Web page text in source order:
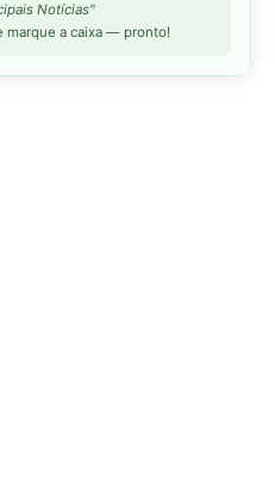
Notícias"
marque a caixa — pronto!